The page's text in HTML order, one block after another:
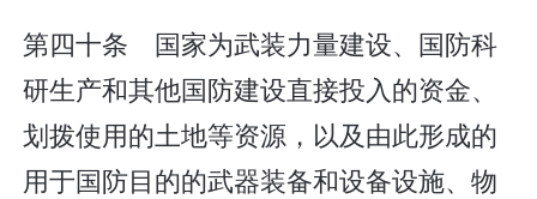
第四十条 国家为武装力量建设、国防科
研生产和其他国防建设直接投入的资金、
划拨使用的土地等资源，以及由此形成的
用于国防目的的武器装备和设备设施、物